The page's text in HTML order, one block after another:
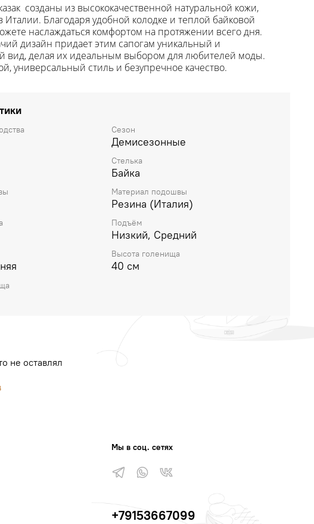
созданы из высококачественной натуральной кожи,
Благодаря удобной колодке и теплой байковой
наслаждаться комфортом на протяжении всего дня.
дизайн придает этим сапогам уникальный и
вид, делая их идеальным выбором для любителей моды.
универсальный стиль и безупречное качество.
Сезон
Демисезонные
Стелька
Байка
Материал подошвы
Резина (Италия)
Подъём
Низкий, Средний
Высота голенища
40 см
не оставлял
Мы в соц. сетях
+79153667099